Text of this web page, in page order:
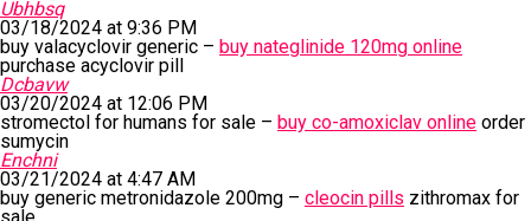
Ubhbsq
03/18/2024 at 9:36 PM
buy valacyclovir generic – buy nateglinide 120mg online
purchase acyclovir pill
Dcbavw
03/20/2024 at 12:06 PM
stromectol for humans for sale – buy co-amoxiclav online order
sumycin
Enchni
03/21/2024 at 4:47 AM
buy generic metronidazole 200mg – cleocin pills zithromax for